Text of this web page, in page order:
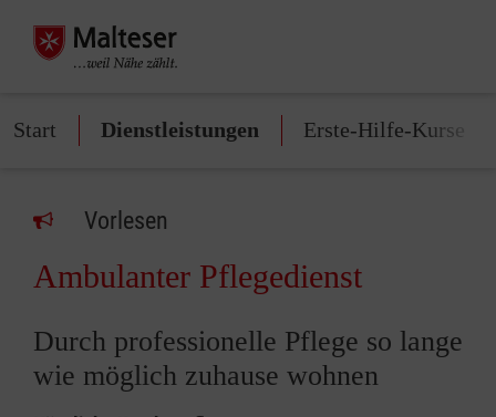
Start Dienstleistungen Erste-Hilfe-Kurse
Vorlesen
Ambulanter Pflegedienst
Durch professionelle Pflege so lange
wie möglich zuhause wohnen